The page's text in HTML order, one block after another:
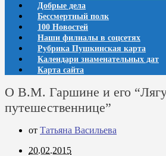
Добрые дела
Бессмертный полк
100 Новостей
Наши филиалы в соцсетях
Рубрика Пушкинская карта
Календари знаменательных дат
Карта сайта
О В.М. Гаршине и его
путешественнице”
от Татьяна Васильева
20.02.2015